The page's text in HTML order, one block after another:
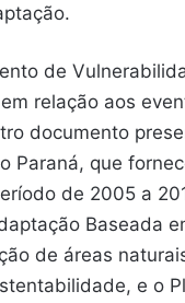
de
relação aos
documento
Paraná, que
de 2005 a
Baseada
de áreas
e o